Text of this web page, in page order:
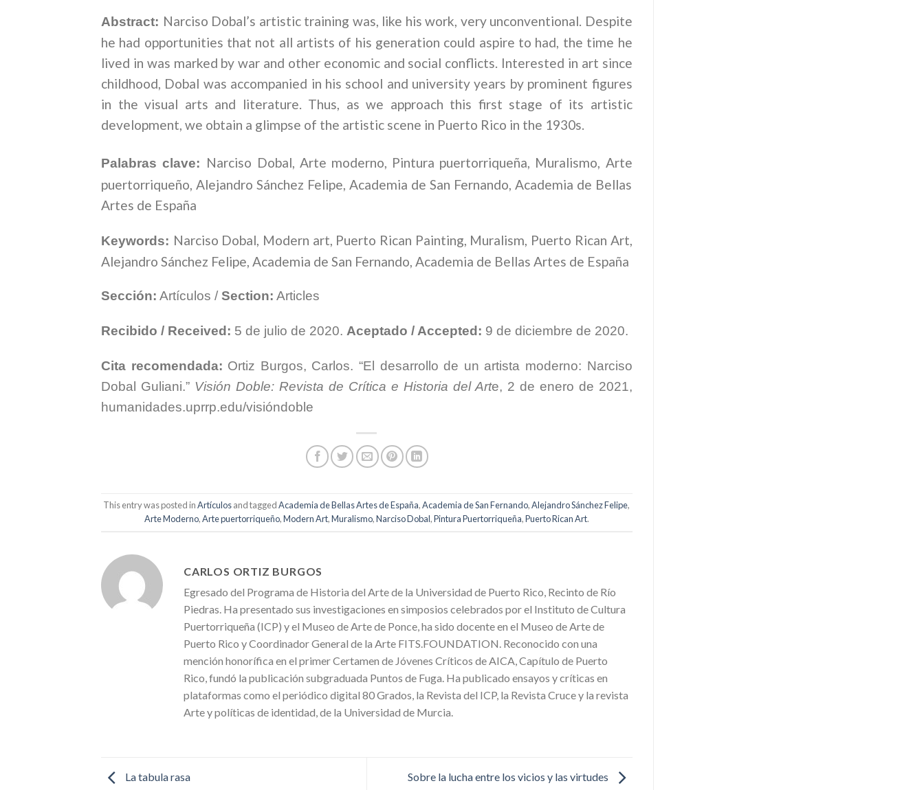
Abstract: Narciso Dobal’s artistic training was, like his work, very unconventional. Despite
he had opportunities that not all artists of his generation could aspire to had, the time he
lived in was marked by war and other economic and social conflicts. Interested in art since
childhood, Dobal was accompanied in his school and university years by prominent figures
in the visual arts and literature. Thus, as we approach this first stage of its artistic
development, we obtain a glimpse of the artistic scene in Puerto Rico in the 1930s.
Palabras clave: Narciso Dobal, Arte moderno, Pintura puertorriqueña, Muralismo, Arte
puertorriqueño, Alejandro Sánchez Felipe, Academia de San Fernando, Academia de Bellas
Artes de España
Keywords: Narciso Dobal, Modern art, Puerto Rican Painting, Muralism, Puerto Rican Art,
Alejandro Sánchez Felipe, Academia de San Fernando, Academia de Bellas Artes de España
Sección: Artículos / Section: Articles
Recibido / Received: 5 de julio de 2020. Aceptado / Accepted: 9 de diciembre de 2020.
Cita recomendada: Ortiz Burgos, Carlos. “El desarrollo de un artista moderno: Narciso
Dobal Guliani.” Visión Doble: Revista de Crítica e Historia del Arte, 2 de enero de 2021,
humanidades.uprrp.edu/visióndoble
This entry was posted inArtículosand taggedAcademia de Bellas Artes de España,Academia de San Fernando,Alejandro Sánchez Felipe,
Arte Moderno,Arte puertorriqueño,Modern Art,Muralismo,Narciso Dobal,Pintura Puertorriqueña,Puerto Rican Art.
CARLOS ORTIZ BURGOS
Egresado del Programa de Historia del Arte de la Universidad de Puerto Rico, Recinto de Río
Piedras. Ha presentado sus investigaciones en simposios celebrados por el Instituto de Cultura
Puertorriqueña (ICP) y el Museo de Arte de Ponce, ha sido docente en el Museo de Arte de
Puerto Rico y Coordinador General de la Arte FITS.FOUNDATION. Reconocido con una
mención honorífica en el primer Certamen de Jóvenes Críticos de AICA, Capítulo de Puerto
Rico, fundó la publicación subgraduada Puntos de Fuga. Ha publicado ensayos y críticas en
plataformas como el periódico digital 80 Grados, la Revista del ICP, la Revista Cruce y la revista
Arte y políticas de identidad, de la Universidad de Murcia.
La tabula rasa Sobre la lucha entre los vicios y las virtudes